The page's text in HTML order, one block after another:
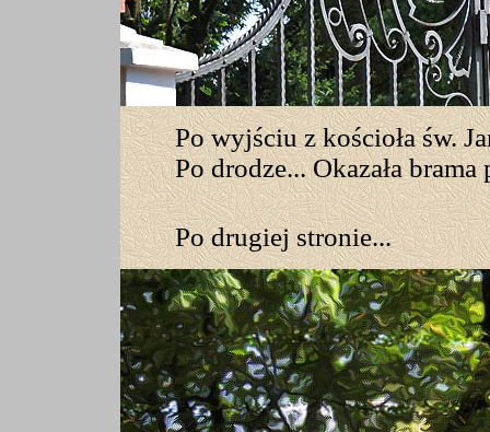
Po wyjściu z kościoła św.
Po drodze... Okazała
Po drugiej stronie...